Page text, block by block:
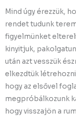
Mind úgy érezzük,
rendet tudunk
figyelmünket
kinyitjuk,
után azt vesszük
elkezdtük
hogy az elsővel
megpróbálkozunk
hogy visszajön a